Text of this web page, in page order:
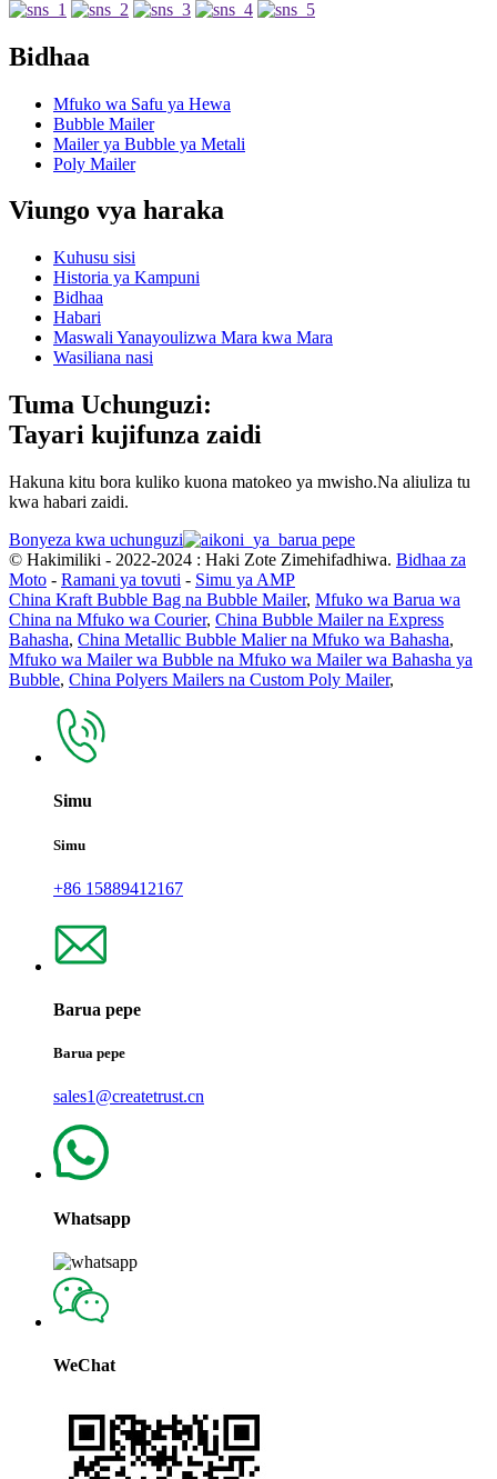
Bidhaa
Mfuko wa Safu ya Hewa
Bubble Mailer
Mailer ya Bubble ya Metali
Poly Mailer
Viungo vya haraka
Kuhusu sisi
Historia ya Kampuni
Bidhaa
Habari
Maswali Yanayoulizwa Mara kwa Mara
Wasiliana nasi
Tuma Uchunguzi:
Tayari kujifunza zaidi
Hakuna kitu bora kuliko kuona matokeo ya mwisho.Na aliuliza tu
kwa habari zaidi.
Bonyeza kwa uchunguzi
© Hakimiliki - 2022-2024 : Haki Zote Zimehifadhiwa. Bidhaa za
Moto - Ramani ya tovuti - Simu ya AMP
China Kraft Bubble Bag na Bubble Mailer, Mfuko wa Barua wa
China na Mfuko wa Courier, China Bubble Mailer na Express
Bahasha, China Metallic Bubble Malier na Mfuko wa Bahasha,
Mfuko wa Mailer wa Bubble na Mfuko wa Mailer wa Bahasha ya
Bubble, China Polyers Mailers na Custom Poly Mailer,
Simu
Simu
+86 15889412167
Barua pepe
Barua pepe
sales1@createtrust.cn
Whatsapp
WeChat